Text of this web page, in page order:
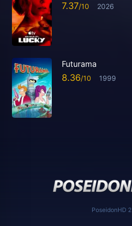
7.37 2026
Futurama
8.36 1999
PoseidonHD 2